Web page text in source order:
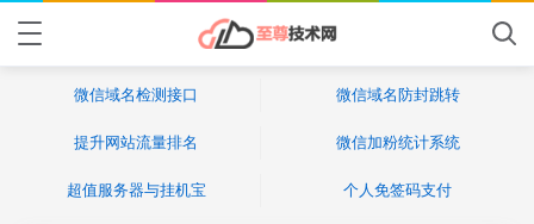
微信域名检测接口 微信域名防封跳转
提升网站流量排名 微信加粉统计系统
超值服务器与挂机宝 个人免签码支付